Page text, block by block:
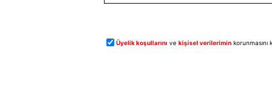
Üyelik koşullarını ve kişisel verilerimin korunmasını